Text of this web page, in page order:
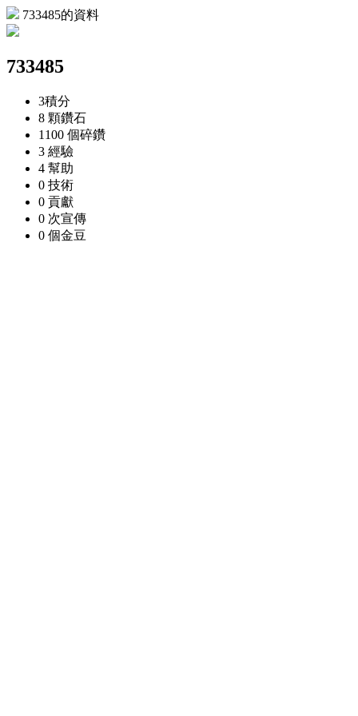
733485的資料
733485
3積分
8 顆鑽石
1100 個碎鑽
3 經驗
4 幫助
0 技術
0 貢獻
0 次宣傳
0 個金豆